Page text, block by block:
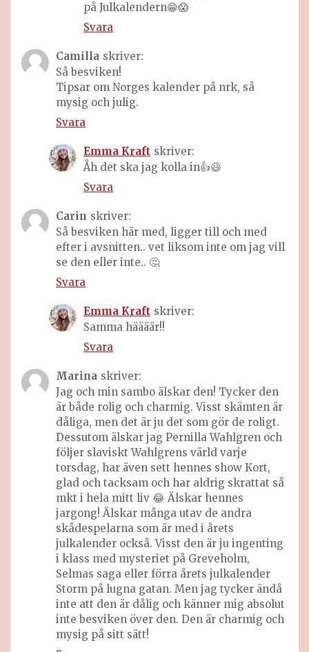
på Julkalendern😁😱
Svara
Camilla skriver:
Så besviken!
Tipsar om Norges kalender på nrk, så
mysig och julig.
Svara
Emma Kraft skriver:
Åh det ska jag kolla in👍😃
Svara
Carin skriver:
Så besviken här med, ligger till och med
efter i avsnitten.. vet liksom inte om jag vill
se den eller inte.. 🤔
Svara
Emma Kraft skriver:
Samma häääär!!
Svara
Marina skriver:
Jag och min sambo älskar den! Tycker den
är både rolig och charmig. Visst skämten är
dåliga, men det är ju det som gör de roligt.
Dessutom älskar jag Pernilla Wahlgren och
följer slaviskt Wahlgrens värld varje
torsdag, har även sett hennes show Kort,
glad och tacksam och har aldrig skrattat så
mkt i hela mitt liv 😂 Älskar hennes
jargong! Älskar många utav de andra
skådespelarna som är med i årets
julkalender också. Visst den är ju ingenting
i klass med mysteriet på Greveholm,
Selmas saga eller förra årets julkalender
Storm på lugna gatan. Men jag tycker ändå
inte att den är dålig och känner mig absolut
inte besviken över den. Den är charmig och
mysig på sitt sätt!